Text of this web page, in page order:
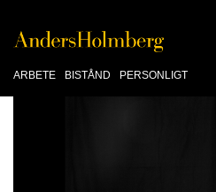
ARBETE BISTÅND PERSONLIGT